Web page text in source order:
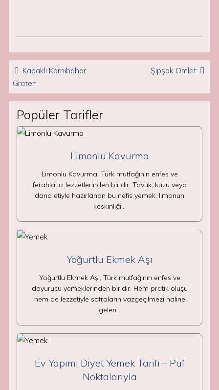
Post navigation
Kabaklı Karnıbahar
Graten
Şipşak Omlet
Popüler Tarifler
Limonlu Kavurma
Limonlu Kavurma, Türk mutfağının enfes ve
ferahlatıcı lezzetlerinden biridir. Tavuk, kuzu veya
dana etiyle hazırlanan bu nefis yemek, limonun
keskinliği…
Yoğurtlu Ekmek Aşı
Yoğurtlu Ekmek Aşı, Türk mutfağının enfes ve
doyurucu yemeklerinden biridir. Hem pratik oluşu
hem de lezzetiyle sofraların vazgeçilmezi haline
gelen…
Ev Yapımı Diyet Yemek Tarifi – Püf
Noktalarıyla